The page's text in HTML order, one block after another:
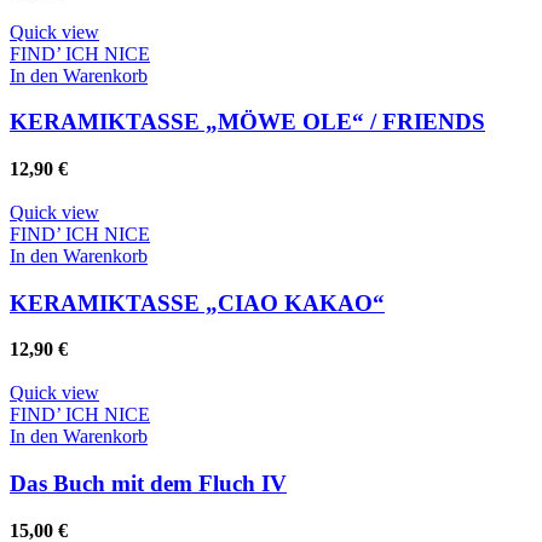
Quick view
FIND’ ICH NICE
In den Warenkorb
KERAMIKTASSE „MÖWE OLE“ / FRIENDS
12,90 €
Quick view
FIND’ ICH NICE
In den Warenkorb
KERAMIKTASSE „CIAO KAKAO“
12,90 €
Quick view
FIND’ ICH NICE
In den Warenkorb
Das Buch mit dem Fluch IV
15,00 €